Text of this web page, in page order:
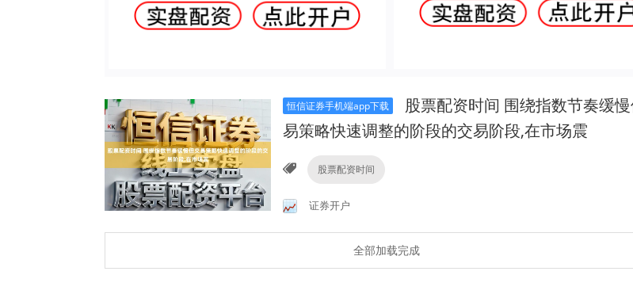
恒信证券手机端app下载
股票配资时间 围绕指数节奏缓
易策略快速调整的阶段的交易阶段,在市场震
股票配资时间
证券开户
全部加载完成